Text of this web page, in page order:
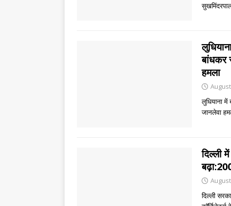
बांधकर
हमला
लुधियाना
जानलेवा
दिल्ली
दिल्ली